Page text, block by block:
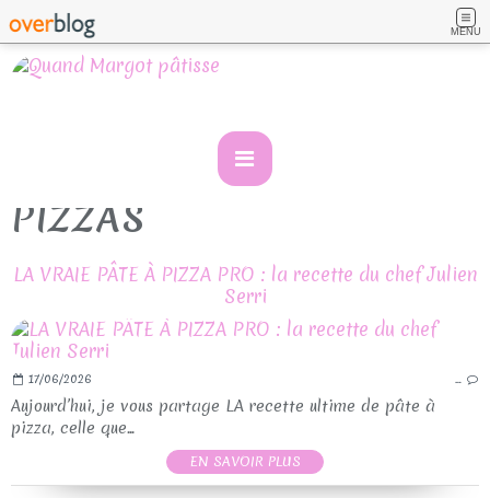
MENU
PIZZAS
LA VRAIE PÂTE À PIZZA PRO : la recette du chef Julien
Serri
17/06/2026 …
Aujourd’hui, je vous partage LA recette ultime de pâte à
pizza, celle que...
EN SAVOIR PLUS